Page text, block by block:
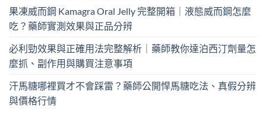
果凍威而鋼 Kamagra Oral Jelly 完整開箱｜液態威而鋼怎麼
吃？藥師實測效果與正品分辨
必利勁效果與正確用法完整解析｜藥師教你達泊西汀劑量怎
麼抓、副作用與購買注意事項
汗馬糖哪裡買才不會踩雷？藥師公開悍馬糖吃法、真假分辨
與價格行情